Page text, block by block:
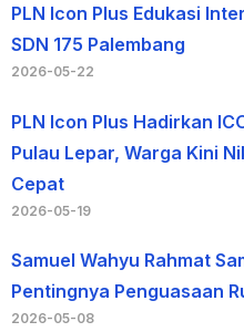
PLN Icon Plus Edukasi
SDN 175 Palembang
2026-05-22
PLN Icon Plus Hadirkan
Pulau Lepar, Warga Kini
Cepat
2026-05-19
Samuel Wahyu Rahmat
Pentingnya Penguasaan
2026-05-08